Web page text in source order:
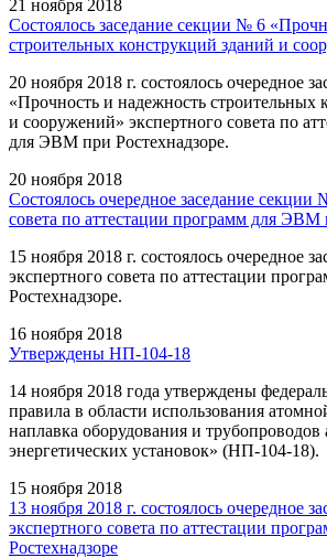
21 ноября 2018
Состоялось заседание секции № 6
строительных конструкций зданий и
20 ноября 2018 г. состоялось очередное
«Прочность и надежность строительных
и сооружений» экспертного совета по
для ЭВМ при Ростехнадзоре.
20 ноября 2018
Состоялось очередное заседание секции
совета по аттестации программ для ЭВМ
15 ноября 2018 г. состоялось очередное
экспертного совета по аттестации
Ростехнадзоре.
16 ноября 2018
Утверждены НП-104-18
14 ноября 2018 года утверждены
правила в области использования
наплавка оборудования и
энергетических установок» (НП-104-18).
15 ноября 2018
13 ноября 2018 г. состоялось очередное
экспертного совета по аттестации
Ростехнадзоре